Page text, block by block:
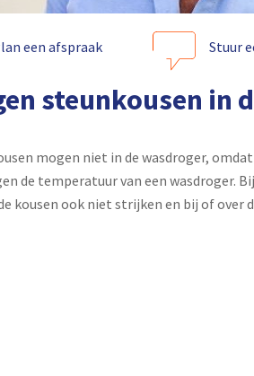
een afspraak Stuur
steunkousen in
mogen niet in de wasdroger,
de temperatuur van een wasdroger.
kousen ook niet strijken en bij of over